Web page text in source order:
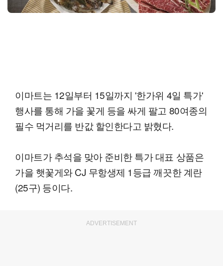
이마트는 12일부터 15일까지 '한가위 4일 특가'
행사를 통해 가을 꽃게 등을 싸게 팔고 80여종의
필수 먹거리를 반값 할인한다고 밝혔다.
이마트가 추석을 맞아 준비한 특가 대표 상품은
가을 햇꽃게와 CJ 무항생제 1등급 깨끗한 계란
(25구) 등이다.
ADVERTISEMENT